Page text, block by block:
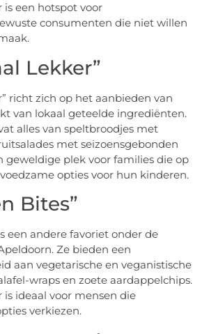
is een hotspot voor
consumenten die niet willen
Lekker”
richt zich op het aanbieden van
van lokaal geteelde ingrediënten.
alles van speltbroodjes met
met seizoensgebonden
geweldige plek voor families die op
opties voor hun kinderen.
Bites”
een andere favoriet onder de
Ze bieden een
aan vegetarische en veganistische
wraps en zoete aardappelchips.
is ideaal voor mensen die
verkiezen.